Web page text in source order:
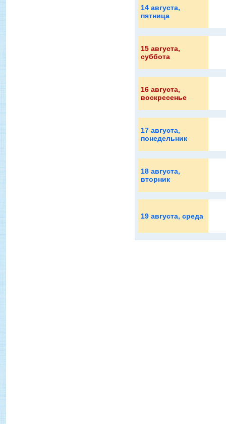
14 августа,
пятница
15 августа,
суббота
16 августа,
воскресенье
17 августа,
понедельник
18 августа,
вторник
19 августа, среда